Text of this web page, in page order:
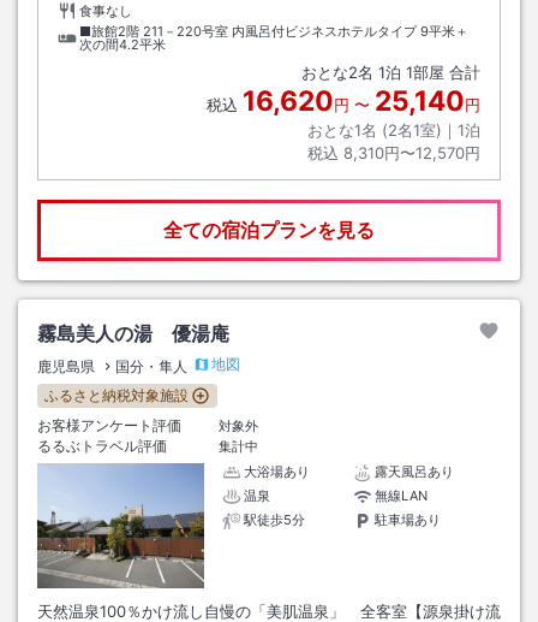
食事なし
■旅館2階 211－220号室 内風呂付ビジネスホテルタイプ 9平米＋
次の間4.2平米
おとな2名 1泊 1部屋 合計
税込 16,620円 〜 25,140円
おとな1名 (2名1室)｜ 1泊
税込 8,310円〜12,570円
全ての宿泊プランを見る
霧島美人の湯 優湯庵
鹿児島県 国分・隼人
地図
ふるさと納税対象施設
お客様アンケート評価
対象外
るるぶトラベル評価
集計中
大浴場あり
露天風呂あり
温泉
無線LAN
駅徒歩5分
駐車場あり
天然温泉100％かけ流し自慢の「美肌温泉」 全客室【源泉掛け流